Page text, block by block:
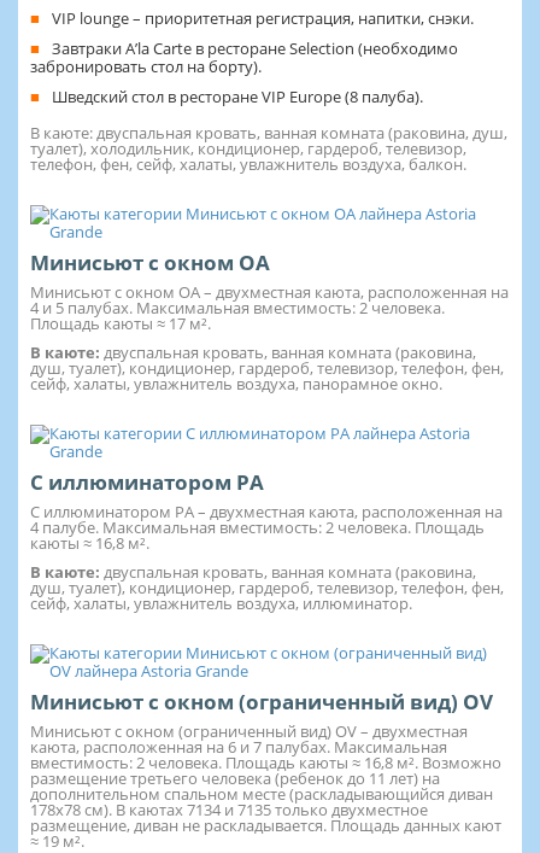
VIP lounge – приоритетная регистрация, напитки, снэки.
Завтраки A’la Carte в ресторане Selection (необходимо
забронировать стол на борту).
Шведский стол в ресторане VIP Europe (8 палуба).
В каюте: двуспальная кровать, ванная комната (раковина, душ,
туалет), холодильник, кондиционер, гардероб, телевизор,
телефон, фен, сейф, халаты, увлажнитель воздуха, балкон.
Минисьют с окном OA
Минисьют с окном OA – двухместная каюта, расположенная на
4 и 5 палубах. Максимальная вместимость: 2 человека.
Площадь каюты ≈ 17 м².
В каюте: двуспальная кровать, ванная комната (раковина,
душ, туалет), кондиционер, гардероб, телевизор, телефон, фен,
сейф, халаты, увлажнитель воздуха, панорамное окно.
С иллюминатором PA
С иллюминатором PA – двухместная каюта, расположенная на
4 палубе. Максимальная вместимость: 2 человека. Площадь
каюты ≈ 16,8 м².
В каюте: двуспальная кровать, ванная комната (раковина,
душ, туалет), кондиционер, гардероб, телевизор, телефон, фен,
сейф, халаты, увлажнитель воздуха, иллюминатор.
Минисьют с окном (ограниченный вид) OV
Минисьют с окном (ограниченный вид) OV – двухместная
каюта, расположенная на 6 и 7 палубах. Максимальная
вместимость: 2 человека. Площадь каюты ≈ 16,8 м². Возможно
размещение третьего человека (ребенок до 11 лет) на
дополнительном спальном месте (раскладывающийся диван
178х78 см). В каютах 7134 и 7135 только двухместное
размещение, диван не раскладывается. Площадь данных кают
≈ 19 м².